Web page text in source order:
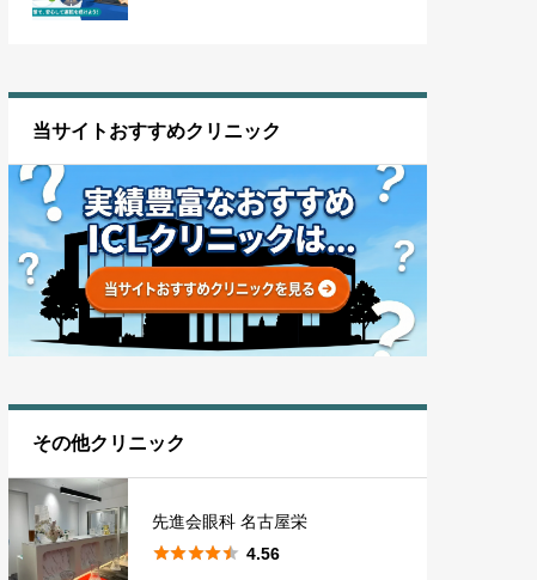
当サイトおすすめクリニック
その他クリニック
先進会眼科 名古屋栄
 4.56